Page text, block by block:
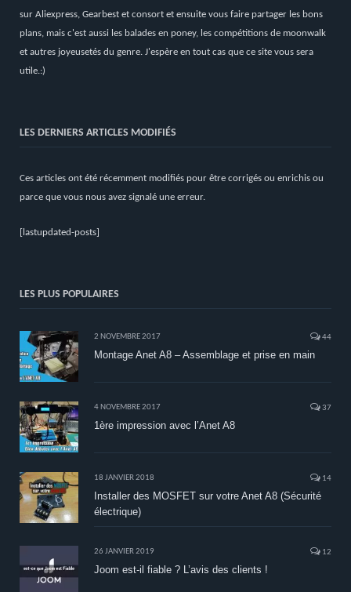
sur Aliexpress, Gearbest et consort et ensuite vous faire partager les bons
plans, mais c'est aussi les balades en poney, les compétitions de moonwalk
et autres joyeusetés du genre. J'espère en tout cas que ce site vous sera
utile.:)
LES DERNIERS ARTICLES MODIFIÉS
Ces articles ont été récemment modifiés pour être corrigés ou enrichis ou
parce que vous nous avez signalé une erreur.
[lastupdated-posts]
LES PLUS POPULAIRES
2 NOVEMBRE 2017 44
Montage Anet A8 – Assemblage et prise en main
4 NOVEMBRE 2017 37
1ère impression avec l’Anet A8
18 JANVIER 2018 14
Installer des MOSFET sur votre Anet A8 (Sécurité
électrique)
26 JANVIER 2019 12
Joom est-il fiable ? L’avis des clients !